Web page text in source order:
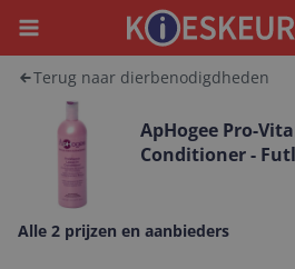
Menu
Terug naar dierbenodigdheden
ApHogee Pro-
Conditioner -
Alle 2 prijzen en aanbieders